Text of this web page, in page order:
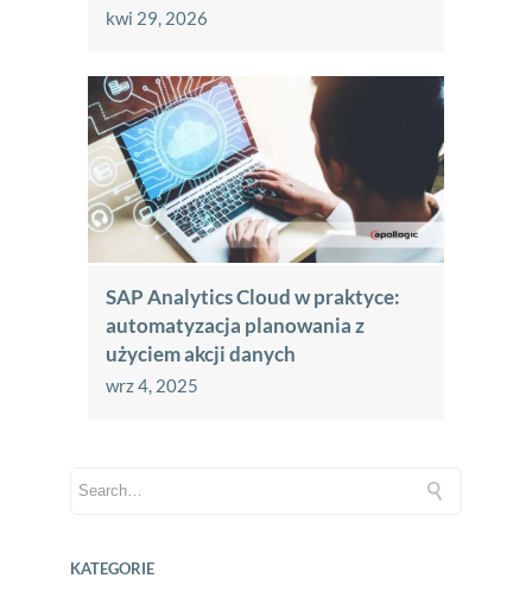
kwi 29, 2026
SAP Analytics Cloud w praktyce:
automatyzacja planowania z
użyciem akcji danych
wrz 4, 2025
KATEGORIE